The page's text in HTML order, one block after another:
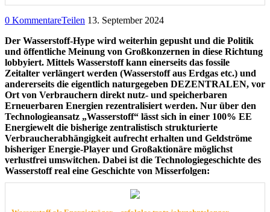
0 KommentareTeilen 13. September 2024
Der Wasserstoff-Hype wird weiterhin gepusht und die Politik
und öffentliche Meinung von Großkonzernen in diese Richtung
lobbyiert. Mittels Wasserstoff kann einerseits das fossile
Zeitalter verlängert werden (Wasserstoff aus Erdgas etc.) und
andererseits die eigentlich naturgegeben DEZENTRALEN, vor
Ort von Verbrauchern direkt nutz- und speicherbaren
Erneuerbaren Energien rezentralisiert werden. Nur über den
Technologieansatz „Wasserstoff“ lässt sich in einer 100% EE
Energiewelt die bisherige zentralistisch strukturierte
Verbraucherabhängigkeit aufrecht erhalten und Geldströme
bisheriger Energie-Player und Großaktionäre möglichst
verlustfrei umswitchen. Dabei ist die Technologiegeschichte des
Wasserstoff real eine Geschichte von Misserfolgen: